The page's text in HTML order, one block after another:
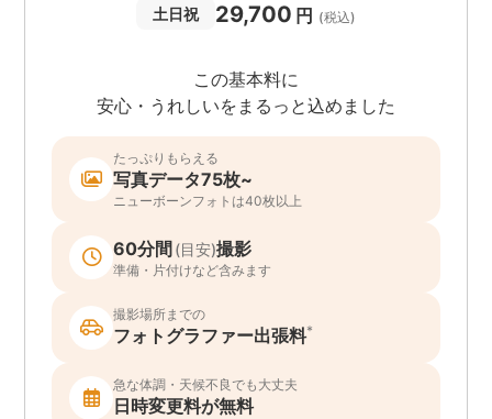
土日祝 29,700 円 (税込)
この基本料に
安心・うれしいをまるっと込めました
たっぷりもらえる
写真データ75枚~
ニューボーンフォトは40枚以上
60分間 (目安)撮影
準備・片付けなど含みます
撮影場所までの
フォトグラファー出張料*
急な体調・天候不良でも大丈夫
日時変更料が無料